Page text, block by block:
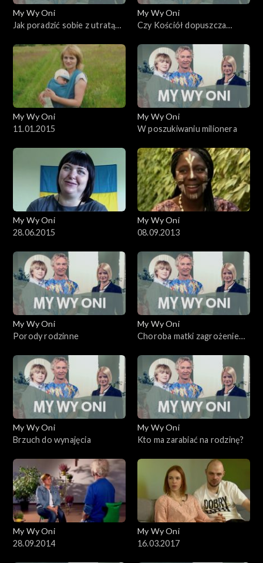
My Wy Oni
Jak poradzić sobie z utratą
My Wy Oni
Czy Kościół dopuszcza
pochówku.
My Wy Oni
11.01.2015
My Wy Oni
W poszukiwaniu milionera
My Wy Oni
28.06.2015
My Wy Oni
08.09.2013
My Wy Oni
Porody rodzinne
My Wy Oni
Choroba matki zagrożeniem
My Wy Oni
Brzuch do wynajęcia
My Wy Oni
Kto ma zarabiać na rodzinę?
My Wy Oni
28.09.2014
My Wy Oni
16.03.2017